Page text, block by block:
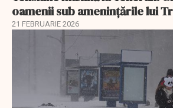
oamenii sub amenințările lui
21 FEBRUARIE 2026